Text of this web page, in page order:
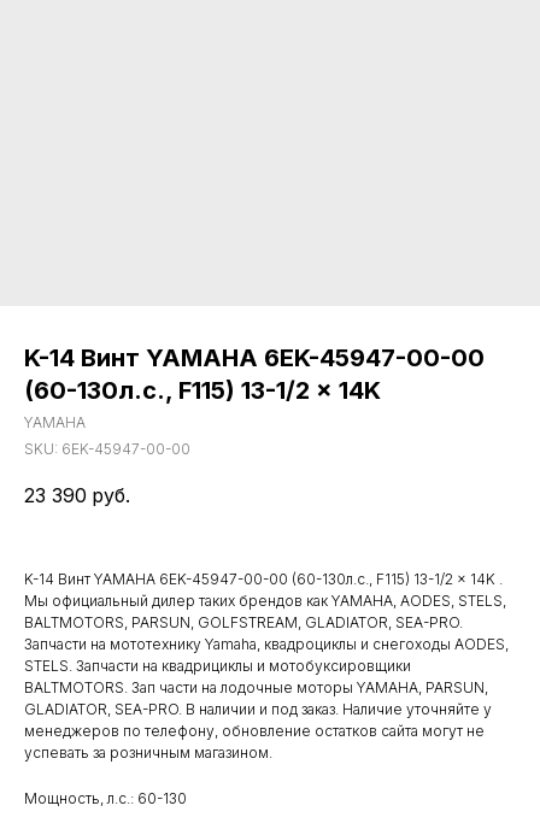
K-14 Винт YAMAHA 6EK-45947-00-00
(60-130л.с., F115) 13-1/2 x 14K
YAMAHA
SKU: 6EK-45947-00-00
23 390 руб.
K-14 Винт YAMAHA 6EK-45947-00-00 (60-130л.с., F115) 13-1/2 x 14K .
Мы официальный дилер таких брендов как YAMAHA, AODES, STELS,
BALTMOTORS, PARSUN, GOLFSTREAM, GLADIATOR, SEA-PRO.
Запчасти на мототехнику Yamaha, квадроциклы и снегоходы AODES,
STELS. Запчасти на квадрициклы и мотобуксировщики
BALTMOTORS. Зап части на лодочные моторы YAMAHA, PARSUN,
GLADIATOR, SEA-PRO. В наличии и под заказ. Наличие уточняйте у
менеджеров по телефону, обновление остатков сайта могут не
успевать за розничным магазином.
Мощность, л.с.: 60-130